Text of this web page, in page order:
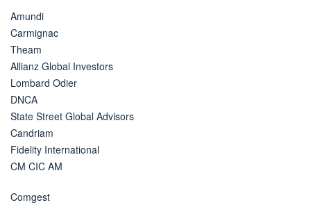
Amundi
Carmignac
Theam
Allianz Global Investors
Lombard Odier
DNCA
State Street Global Advisors
Candriam
Fidelity International
CM CIC AM
Comgest